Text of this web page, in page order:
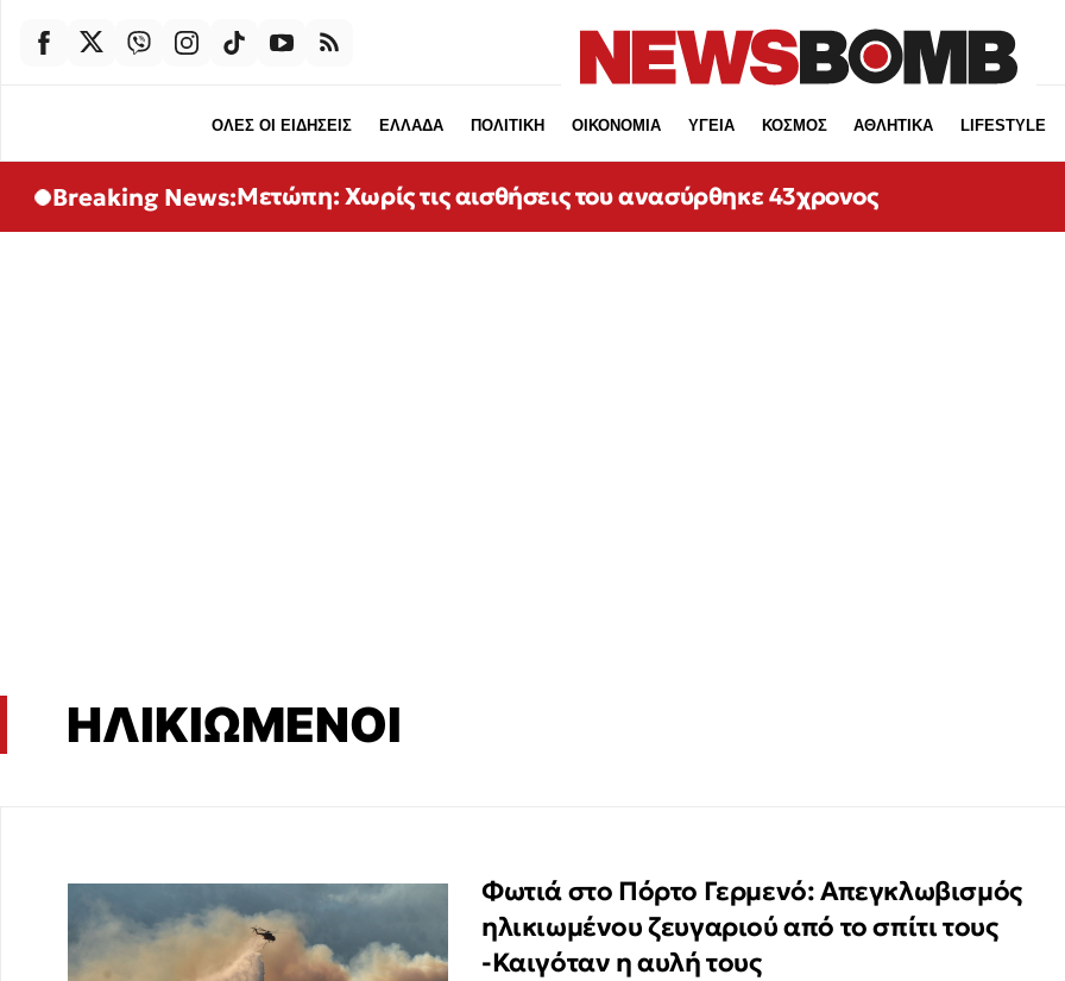
ΟΛΕΣ ΟΙ ΕΙΔΗΣΕΙΣ ΕΛΛΑΔΑ ΠΟΛΙΤΙΚΗ ΟΙΚΟΝΟΜΙΑ ΥΓΕΙΑ ΚΟΣΜΟΣ ΑΘΛΗΤΙΚΑ LIFESTYLE
Breaking News:Μετώπη: Χωρίς τις αισθήσεις του ανασύρθηκε 43χρονος
ΗΛΙΚΙΩΜΕΝΟΙ
Φωτιά στο Πόρτο Γερμενό: Απεγκλωβισμός
ηλικιωμένου ζευγαριού από το σπίτι τους
-Καιγόταν η αυλή τους